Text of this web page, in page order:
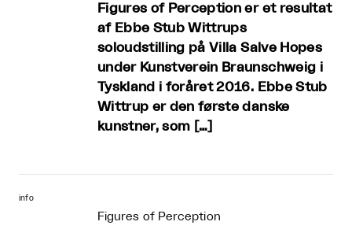
Figures of Perception er et resultat
af Ebbe Stub Wittrups
soloudstilling på Villa Salve Hopes
under Kunstverein Braunschweig i
Tyskland i foråret 2016. Ebbe Stub
Wittrup er den første danske
kunstner, som […]
info
Figures of Perception